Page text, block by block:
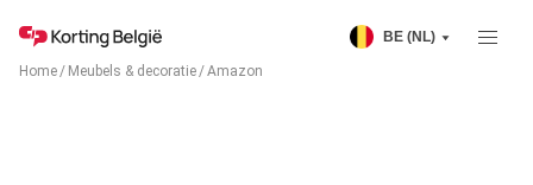
BE (NL)
Home/ Meubels & decoratie/Amazon